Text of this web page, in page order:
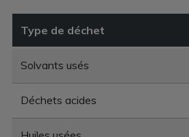
Type de déchet
Solvants usés
Déchets acides